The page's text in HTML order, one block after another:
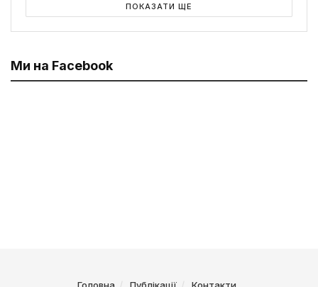
ПОКАЗАТИ ЩЕ
Ми на Facebook
Головна Публікації Контакти